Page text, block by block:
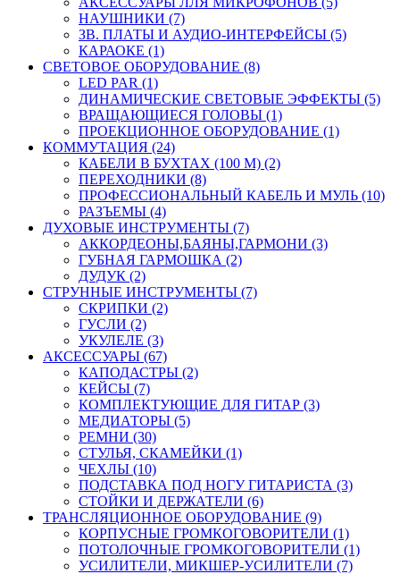
НАУШНИКИ (7)
ЗВ. ПЛАТЫ И АУДИО-ИНТЕРФЕЙСЫ (5)
КАРАОКЕ (1)
СВЕТОВОЕ ОБОРУДОВАНИЕ (8)
LED PAR (1)
ДИНАМИЧЕСКИЕ СВЕТОВЫЕ ЭФФЕКТЫ (5)
ВРАЩАЮЩИЕСЯ ГОЛОВЫ (1)
ПРОЕКЦИОННОЕ ОБОРУДОВАНИЕ (1)
КОММУТАЦИЯ (24)
КАБЕЛИ В БУХТАХ (100 М) (2)
ПЕРЕХОДНИКИ (8)
ПРОФЕССИОНАЛЬНЫЙ КАБЕЛЬ И МУЛЬ (10)
РАЗЪЕМЫ (4)
ДУХОВЫЕ ИНСТРУМЕНТЫ (7)
АККОРДЕОНЫ,БАЯНЫ,ГАРМОНИ (3)
ГУБНАЯ ГАРМОШКА (2)
ДУДУК (2)
СТРУННЫЕ ИНСТРУМЕНТЫ (7)
СКРИПКИ (2)
ГУСЛИ (2)
УКУЛЕЛЕ (3)
АКСЕССУАРЫ (67)
КАПОДАСТРЫ (2)
КЕЙСЫ (7)
КОМПЛЕКТУЮЩИЕ ДЛЯ ГИТАР (3)
МЕДИАТОРЫ (5)
РЕМНИ (30)
СТУЛЬЯ, СКАМЕЙКИ (1)
ЧЕХЛЫ (10)
ПОДСТАВКА ПОД НОГУ ГИТАРИСТА (3)
СТОЙКИ И ДЕРЖАТЕЛИ (6)
ТРАНСЛЯЦИОННОЕ ОБОРУДОВАНИЕ (9)
КОРПУСНЫЕ ГРОМКОГОВОРИТЕЛИ (1)
ПОТОЛОЧНЫЕ ГРОМКОГОВОРИТЕЛИ (1)
УСИЛИТЕЛИ, МИКШЕР-УСИЛИТЕЛИ (7)